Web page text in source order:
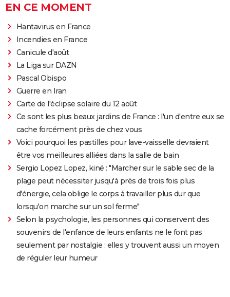
EN CE MOMENT
Hantavirus en France
Incendies en France
Canicule d'août
La Liga sur DAZN
Pascal Obispo
Guerre en Iran
Carte de l'éclipse solaire du 12 août
Ce sont les plus beaux jardins de France : l'un d'entre eux se
cache forcément près de chez vous
Voici pourquoi les pastilles pour lave-vaisselle devraient
être vos meilleures alliées dans la salle de bain
Sergio Lopez Lopez, kiné : "Marcher sur le sable sec de la
plage peut nécessiter jusqu'à près de trois fois plus
d'énergie, cela oblige le corps à travailler plus dur que
lorsqu'on marche sur un sol ferme"
Selon la psychologie, les personnes qui conservent des
souvenirs de l'enfance de leurs enfants ne le font pas
seulement par nostalgie : elles y trouvent aussi un moyen
de réguler leur humeur